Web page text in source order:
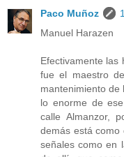
Paco Muñoz
Manuel Harazen
Efectivamente
fue el maestro
mantenimiento de
lo enorme de
calle Almanzor,
demás está como
señales como en